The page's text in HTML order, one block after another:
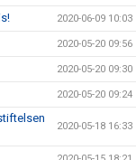
2020-06-09 10:03
2020-05-20 09:56
2020-05-20 09:30
2020-05-20 09:24
2020-05-18 16:33